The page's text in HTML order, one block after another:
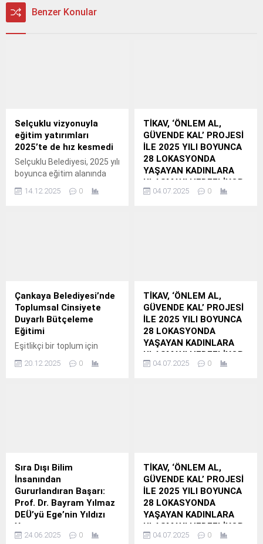
Benzer Konular
Selçuklu vizyonuyla
eğitim yatırımları
2025’te de hız kesmedi
Selçuklu Belediyesi, 2025 yılı
boyunca eğitim alanında
projeler ile eğitim kalitesini
14.12.2025 0
TİKAV, ‘ÖNLEM AL,
GÜVENDE KAL’ PROJESİ
İLE 2025 YILI BOYUNCA
28 LOKASYONDA
YAŞAYAN KADINLARA
ULAŞMAYI HEDEFLİYOR
TİKAV, “Önlem Al,
sorumluluk projeleriyle
toplumun farklı kesimlerine
destek olmayı
amaçlayan Türkiye İnsan
Kaynakları Eğitim ve Sağlık
Vakfı (TİKAV), ‘Önlem Al,
Güvende Kal’ projesi
04.07.2025 0
Çankaya Belediyesi’nde
Toplumsal Cinsiyete
Duyarlı Bütçeleme
Eğitimi
Eşitlikçi bir toplum için
Çankaya Belediyesi,
20.12.2025 0
TİKAV, ‘ÖNLEM AL,
GÜVENDE KAL’ PROJESİ
İLE 2025 YILI BOYUNCA
28 LOKASYONDA
YAŞAYAN KADINLARA
ULAŞMAYI HEDEFLİYOR
TİKAV, “Önlem Al,
sorumluluk projeleriyle
toplumun farklı kesimlerine
destek olmayı
amaçlayan Türkiye İnsan
Kaynakları Eğitim ve Sağlık
Vakfı (TİKAV), ‘Önlem Al,
Güvende Kal’ projesi
04.07.2025 0
Sıra Dışı Bilim
İnsanından
Gururlandıran Başarı:
Prof. Dr. Bayram Yılmaz
DEÜ’yü Ege’nin Yıldızı
Yaptı
Türkiye’deki 202
24.06.2025 0
TİKAV, ‘ÖNLEM AL,
GÜVENDE KAL’ PROJESİ
İLE 2025 YILI BOYUNCA
28 LOKASYONDA
YAŞAYAN KADINLARA
ULAŞMAYI HEDEFLİYOR
TİKAV, “Önlem Al,
04.07.2025 0